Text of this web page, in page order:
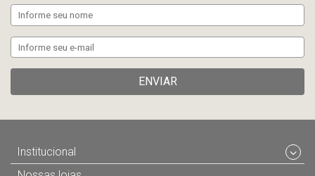
Exibir todos Fechar [×]
ENVIAR
Institucional